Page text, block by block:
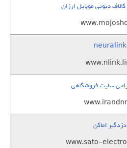
دیوتی موبایل ارزان
neuralink
سایت فروشگاهی
دزدگیر اماکن
www.sato-